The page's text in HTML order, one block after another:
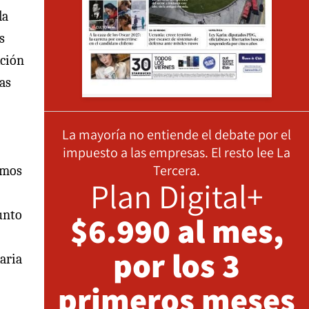
La mayoría no entiende el debate por el
impuesto a las empresas. El resto lee La
Tercera.
Plan Digital+
$6.990 al mes,
por los 3
primeros meses